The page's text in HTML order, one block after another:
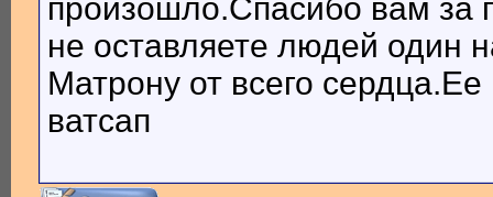
произошло.Спасибо вам за
не оставляете людей один
Матрону от всего
ватсап